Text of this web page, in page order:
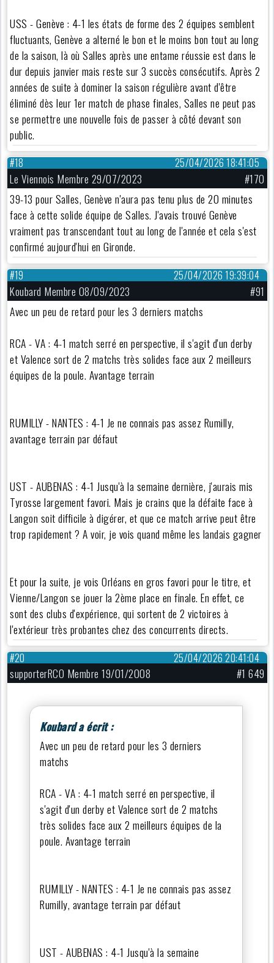
USS - Genève : 4-1 les états de forme des 2 équipes semblent
fluctuants, Genève a alterné le bon et le moins bon tout au long
de la saison, là où Salles après une entame réussie est dans le
dur depuis janvier mais reste sur 3 succès consécutifs. Après 2
années de suite à dominer la saison régulière avant d'être
éliminé dès leur 1er match de phase finales, Salles ne peut pas
se permettre une nouvelle fois de passer à côté devant son
public.
25/04/2026 18:41:05
#18
Le Viennois Membre 29/07/2023
#170
39-13 pour Salles, Genève n'aura pas tenu plus de 20 minutes
face à cette solide équipe de Salles. J'avais trouvé Genève
vraiment pas transcendant tout au long de l'année et cela s'est
confirmé aujourd'hui en Gironde.
25/04/2026 19:39:04
#19
Koubard Membre 08/09/2023
#91
Avec un peu de retard pour les 3 derniers matchs
RCA - VA : 4-1 match serré en perspective, il s'agit d'un derby
et Valence sort de 2 matchs très solides face aux 2 meilleurs
équipes de la poule. Avantage terrain
RUMILLY - NANTES : 4-1 Je ne connais pas assez Rumilly,
avantage terrain par défaut
UST - AUBENAS : 4-1 Jusqu'à la semaine dernière, j'aurais mis
Tyrosse largement favori. Mais je crains que la défaite face à
Langon soit difficile à digérer, et que ce match arrive peut être
trop rapidement ? A voir, je vois quand même les landais gagner
Et pour la suite, je vois Orléans en gros favori pour le titre, et
Vienne/Langon se jouer la 2ème place en finale. En effet, ce
sont des clubs d'expérience, qui sortent de 2 victoires à
l'extérieur très probantes chez des concurrents directs.
25/04/2026 20:41:04
#20
supporterRCO Membre 19/01/2008 #1 649
Koubard a écrit :
Avec un peu de retard pour les 3 derniers
matchs
RCA - VA : 4-1 match serré en perspective, il
s'agit d'un derby et Valence sort de 2 matchs
très solides face aux 2 meilleurs équipes de la
poule. Avantage terrain
RUMILLY - NANTES : 4-1 Je ne connais pas assez
Rumilly, avantage terrain par défaut
UST - AUBENAS : 4-1 Jusqu'à la semaine